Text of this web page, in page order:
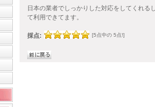
日本の業者でしっかりした対応をしてくれる
て利用できてます。
採点: [5点中の 5点!]